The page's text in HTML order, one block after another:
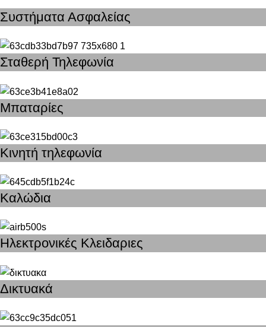
Συστήματα Ασφαλείας
Σταθερή Τηλεφωνία
Μπαταρίες
Κινητή τηλεφωνία
Καλώδια
Ηλεκτρονικές Κλειδαριες
Δικτυακά